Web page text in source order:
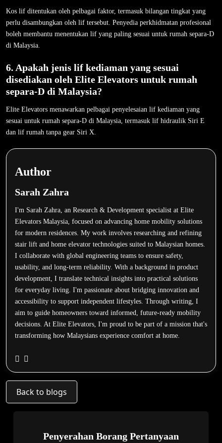
Kos lif ditentukan oleh pelbagai faktor, termasuk bilangan tingkat yang
perlu disambungkan oleh lif tersebut. Penyedia perkhidmatan profesional
boleh membantu menentukan lif yang paling sesuai untuk rumah separa-D
di Malaysia.
6. Apakah jenis lif kediaman yang sesuai
disediakan oleh Elite Elevators untuk rumah
separa-D di Malaysia?
Elite Elevators menawarkan pelbagai penyelesaian lif kediaman yang
sesuai untuk rumah separa-D di Malaysia, termasuk lif hidraulik Siri E
dan lif rumah tanpa gear Siri X.
Author
Sarah Zahra
I'm Sarah Zahra, an Research & Development specialist at Elite
Elevators Malaysia, focused on advancing home mobility solutions
for modern residences. My work involves researching and refining
stair lift and home elevator technologies suited to Malaysian homes.
I collaborate with global engineering teams to ensure safety,
usability, and long-term reliability. With a background in product
development, I translate technical insights into practical solutions
for everyday living. I'm passionate about bridging innovation and
accessibility to support independent lifestyles. Through writing, I
aim to guide homeowners toward informed, future-ready mobility
decisions. At Elite Elevators, I'm proud to be part of a mission that's
transforming how Malaysians experience comfort at home.
Back to blogs
Penyerahan Borang Pertanyaan